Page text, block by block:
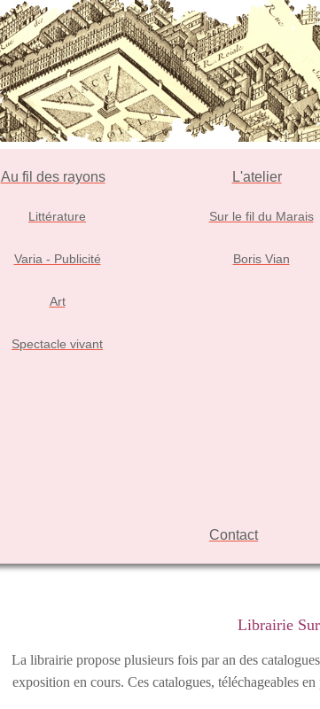
Au fil des rayons
Littérature
Varia - Publicité
Art
Spectacle vivant
L'atelier
Sur le fil du Marais
Boris Vian
Contact
Librairie
La librairie propose plusieurs fois par an des
exposition en cours. Ces catalogues, téléchageables